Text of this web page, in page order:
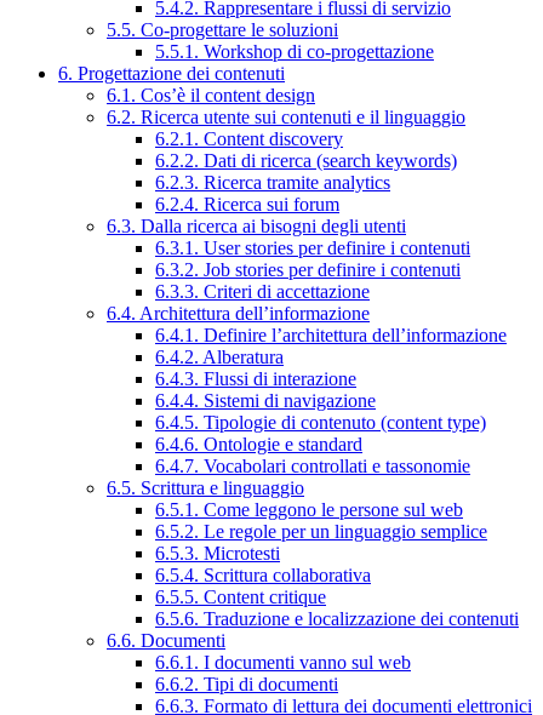
5.4.2. Rappresentare i flussi di servizio
5.5. Co-progettare le soluzioni
5.5.1. Workshop di co-progettazione
6. Progettazione dei contenuti
6.1. Cos’è il content design
6.2. Ricerca utente sui contenuti e il linguaggio
6.2.1. Content discovery
6.2.2. Dati di ricerca (search keywords)
6.2.3. Ricerca tramite analytics
6.2.4. Ricerca sui forum
6.3. Dalla ricerca ai bisogni degli utenti
6.3.1. User stories per definire i contenuti
6.3.2. Job stories per definire i contenuti
6.3.3. Criteri di accettazione
6.4. Architettura dell’informazione
6.4.1. Definire l’architettura dell’informazione
6.4.2. Alberatura
6.4.3. Flussi di interazione
6.4.4. Sistemi di navigazione
6.4.5. Tipologie di contenuto (content type)
6.4.6. Ontologie e standard
6.4.7. Vocabolari controllati e tassonomie
6.5. Scrittura e linguaggio
6.5.1. Come leggono le persone sul web
6.5.2. Le regole per un linguaggio semplice
6.5.3. Microtesti
6.5.4. Scrittura collaborativa
6.5.5. Content critique
6.5.6. Traduzione e localizzazione dei contenuti
6.6. Documenti
6.6.1. I documenti vanno sul web
6.6.2. Tipi di documenti
6.6.3. Formato di lettura dei documenti elettronici